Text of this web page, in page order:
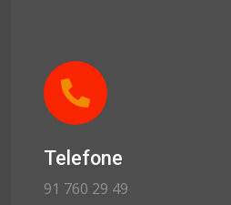
Telefone
91 760 29 49